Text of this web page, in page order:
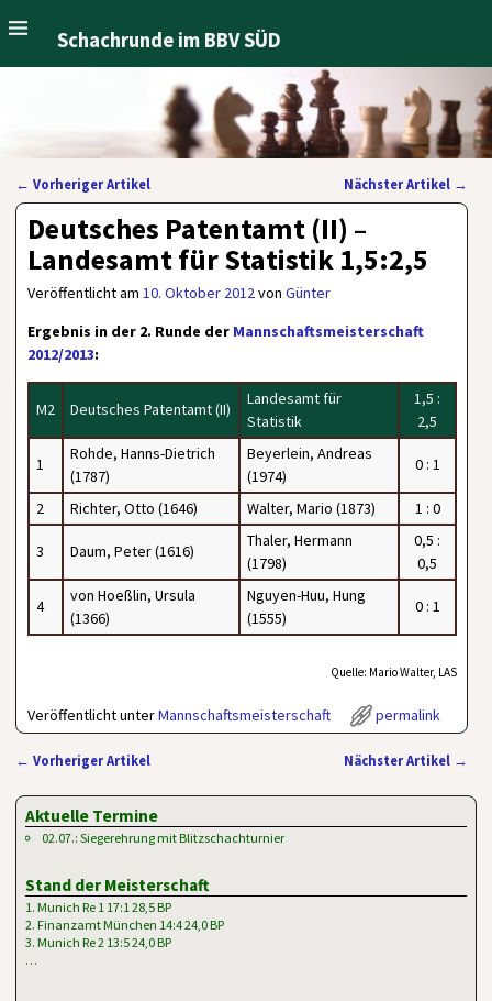
Schachrunde im BBV SÜD
Artikelnavigation
← Vorheriger Artikel Nächster Artikel →
Deutsches Patentamt (II) –
Landesamt für Statistik 1,5:2,5
Veröffentlicht am10. Oktober 2012vonGünter
Ergebnis in der 2. Runde der Mannschaftsmeisterschaft
2012/2013:
M2 Deutsches Patentamt (II)
Landesamt für
Statistik
1,5 :
2,5
1
Rohde, Hanns-Dietrich
(1787)
Beyerlein, Andreas
(1974)
0 : 1
2 Richter, Otto (1646) Walter, Mario (1873) 1 : 0
3 Daum, Peter (1616)
Thaler, Hermann
(1798)
0,5 :
0,5
4
von Hoeßlin, Ursula
(1366)
Nguyen-Huu, Hung
(1555)
0 : 1
Quelle: Mario Walter, LAS
Veröffentlicht unterMannschaftsmeisterschaft permalink
← Vorheriger Artikel Nächster Artikel →
Aktuelle Termine
02.07.: Siegerehrung mit Blitzschachturnier
Stand der Meisterschaft
1. Munich Re 1 17:1 28,5 BP
2. Finanzamt München 14:4 24,0 BP
3. Munich Re 2 13:5 24,0 BP
…